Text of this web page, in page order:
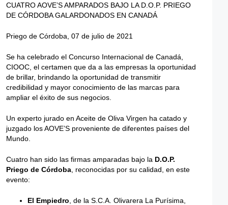
CUATRO AOVE’S AMPARADOS BAJO LA D.O.P. PRIEGO
DE CÓRDOBA GALARDONADOS EN CANADÁ
Priego de Córdoba, 07 de julio de 2021
Se ha celebrado el Concurso Internacional de Canadá,
CIOOC, el certamen que da a las empresas la oportunidad
de brillar, brindando la oportunidad de transmitir
credibilidad y mayor conocimiento de las marcas para
ampliar el éxito de sus negocios.
Un experto jurado en Aceite de Oliva Virgen ha catado y
juzgado los AOVE’S proveniente de diferentes países del
Mundo.
Cuatro han sido las firmas amparadas bajo la D.O.P.
Priego de Córdoba , reconocidas por su calidad, en este
evento:
El Empiedro , de la S.C.A. Olivarera La Purísima,